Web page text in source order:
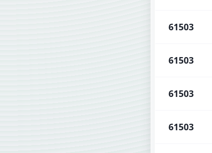
61503
61503
61503
61503